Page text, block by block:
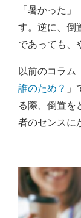
「暑かった
す。逆に、倒
であっても、
以前のコラム
誰のため？
る際、倒置を
者のセンスに